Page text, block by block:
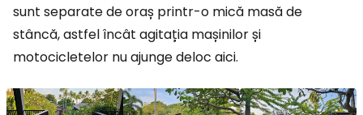
sunt separate de oraș printr-o mică masă de
stâncă, astfel încât agitația mașinilor și
motocicletelor nu ajunge deloc aici.